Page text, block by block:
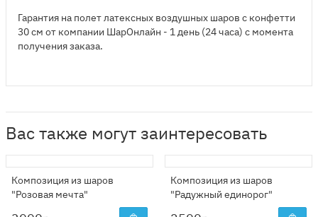
Гарантия на полет латексных воздушных шаров с конфетти
30 см от компании ШарОнлайн - 1 день (24 часа) с момента
получения заказа.
Вас также могут заинтересовать
Композиция из шаров
"Розовая мечта"
Композиция из шаров
"Радужный единорог"